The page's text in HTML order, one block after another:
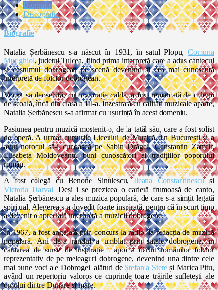
Biografie
Discografie
Biografie
Natalia Șerbănescu s-a născut în 1931, în satul Plopu, Comuna
Murighiol, județul Tulcea, fiind prima interpretă care a adus cântecul
și costumul dobrogean pe scenă devenind și cea mai cunoscută
interpretă de folclor dobrogean.
Vocea sa deosebită, cu o vibrație caldă, a fost remarcată de colegii
de școală, încă din clasa a III-a. Înzestrată cu calități muzicale aparte,
Natalia Șerbănescu s-a afirmat cu ușurință în acest domeniu.
Pasiunea pentru muzică moștenit-o, de la tatăl său, care a fost solist
de operă. A urmat cursurile Liceului de Muzică din București și a
avut norocul să-i cunoască pe Sabin Drăgoi, Constantin Zamfir,
Elisabeta Moldoveanu, buni cunoscători ai tradițiilor poporului
român.
A fost colegă cu Benone Sinulescu,Ileana Constantinescuși
Victoria Darvai. Deși i se prezicea o carieră frumoasă de canto,
Natalia Șerbănescu a ales muzica populară, de care s-a simțit legată
spiritual. Alegerea s-a dovedit foarte inspirată, pentru că în scurt timp
a devenit o apreciată interpretă a muzicii dobrogene.
În 1967, a fost angajată prin concurs la radio, la redacția de muzică
populară. Ani de-a rândul a umblat prin satele dobrogene, în
căutarea de surse de inspirație , apoi a dăruit românilor folclor
reprezentativ de pe meleaguri dobrogene, devenind una dintre cele
mai bune voci ale Dobrogei, alături de Ștefania Stereși Marica Pitu,
având un repertoriu valoros ce cuprinde toate trăirile sufletești ale
omului dintre Dunăre și mare.